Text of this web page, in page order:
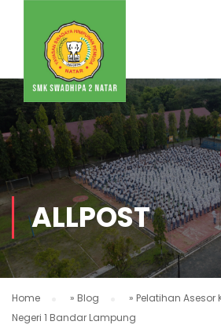
ALLPOST
Home » Blog » Pelatihan Asesor
Negeri 1 Bandar Lampung